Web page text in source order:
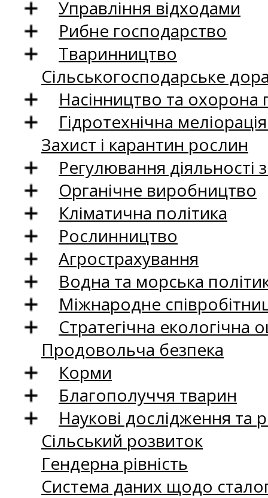
Управління відходами
Рибне господарство
Тваринництво
Сільськогосподарське
Насінництво та
Гідротехнічна
Захист і карантин рослин
Регулювання
Органічне виробництво
Кліматична політика
Рослинництво
Агрострахування
Водна та морська
Міжнародне
Стратегічна екологічна
Продовольча безпека
Корми
Благополуччя тварин
Наукові дослідження та
Сільський розвиток
Гендерна рівність
Система даних щодо